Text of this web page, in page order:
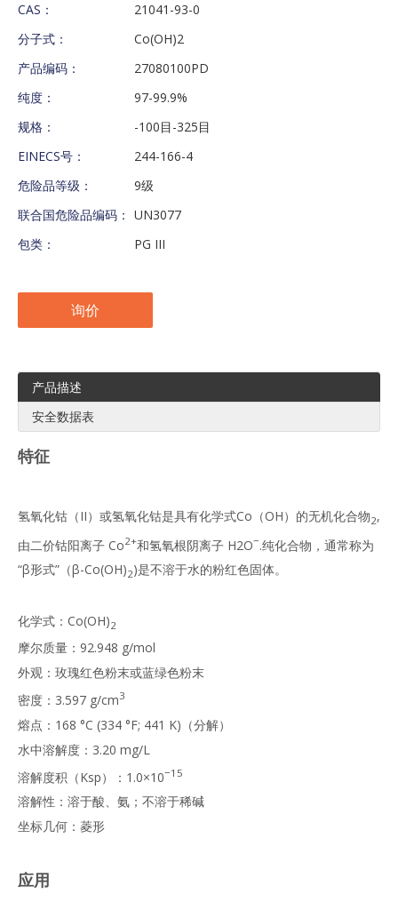
CAS：
21041-93-0
分子式：
Co(OH)2
产品编码：
27080100PD
纯度：
97-99.9%
规格：
-100目-325目
EINECS号：
244-166-4
危险品等级：
9级
联合国危险品编码： UN3077
包类：
PG III
询价
产品描述
安全数据表
特征
氢氧化钴（II）或氢氧化钴是具有化学式Co（OH）的无机化合物2,
由二价钴阳离子 Co2+和氢氧根阴离子 H2O−.纯化合物，通常称为
“β形式”（β-Co(OH)2)是不溶于水的粉红色固体。
化学式：Co(OH)2
摩尔质量：92.948 g/mol
外观：玫瑰红色粉末或蓝绿色粉末
密度：3.597 g/cm3
熔点：168 °C (334 °F; 441 K)（分解）
水中溶解度：3.20 mg/L
溶解度积（Ksp）：1.0×10−15
溶解性：溶于酸、氨；不溶于稀碱
坐标几何：菱形
应用